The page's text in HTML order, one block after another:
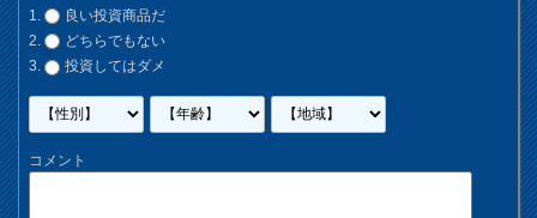
良い投資商品だ
どちらでもない
投資してはダメ
コメント